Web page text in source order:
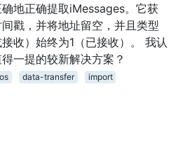
地正确提取iMessages。它获
戳，并将地址留空，并且类型
接收）始终为1（已接收）。 我认
一提的较新解决方案？
data-transfer import